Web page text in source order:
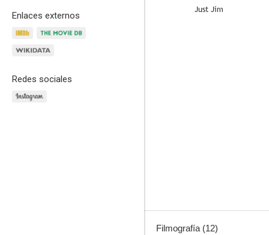
Enlaces externos
Redes sociales
Just Jim
Filmografía (12)